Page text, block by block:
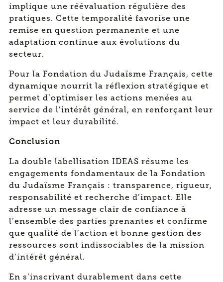
implique une réévaluation régulière des
pratiques. Cette temporalité favorise une
remise en question permanente et une
adaptation continue aux évolutions du
secteur.
Pour la Fondation du Judaïsme Français, cette
dynamique nourrit la réflexion stratégique et
permet d’optimiser les actions menées au
service de l’intérêt général, en renforçant leur
impact et leur durabilité.
Conclusion
La double labellisation IDEAS résume les
engagements fondamentaux de la Fondation
du Judaïsme Français : transparence, rigueur,
responsabilité et recherche d’impact. Elle
adresse un message clair de confiance à
l’ensemble des parties prenantes et confirme
que qualité de l’action et bonne gestion des
ressources sont indissociables de la mission
d’intérêt général.
En s’inscrivant durablement dans cette